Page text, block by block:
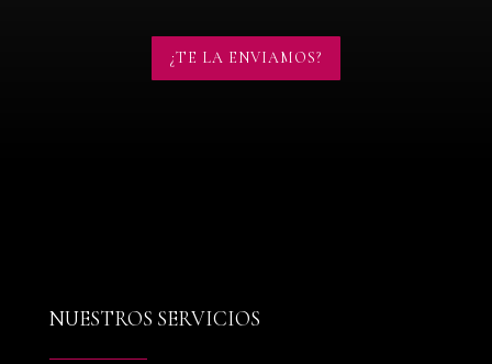
¿TE LA ENVIAMOS?
NUESTROS SERVICIOS